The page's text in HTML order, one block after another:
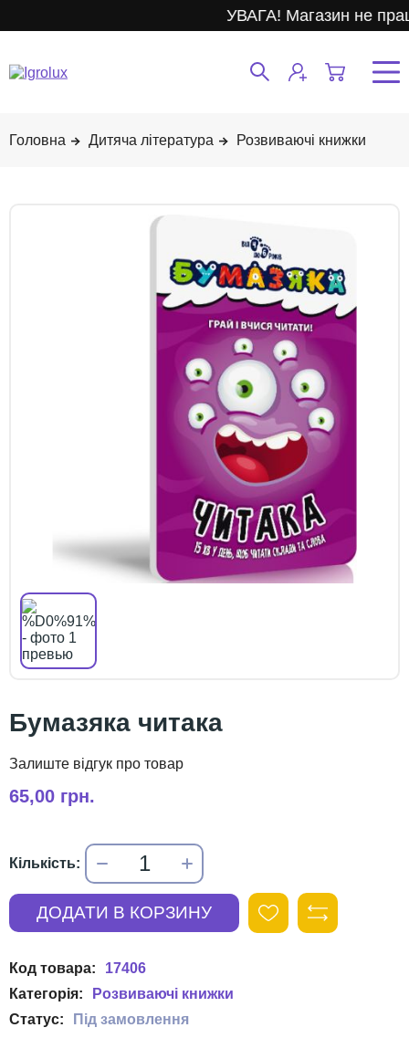
УВАГА! Магазин не
Дитяча література Розвиваючі книжки
Бумазяка читака
65,00 грн.
17406
Розвиваючі книжки